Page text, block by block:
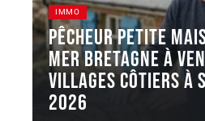
IMMO
Pêcheur petite
mer Bretagne à
villages côtiers à
2026